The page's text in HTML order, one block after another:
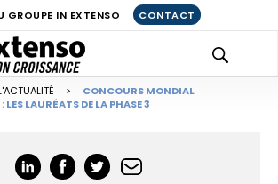
GROUPE IN EXTENSO CONTACT
>
CONCOURS MONDIAL
LAURÉATS DE LA PHASE 3